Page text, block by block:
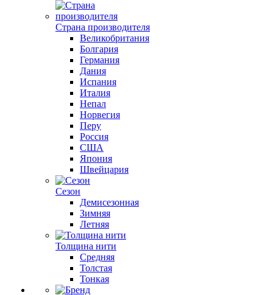
Страна производителя
Великобритания
Болгария
Германия
Дания
Испания
Италия
Непал
Норвегия
Перу
Россия
США
Япония
Швейцария
Сезон
Демисезонная
Зимняя
Летняя
Толщина нити
Средняя
Толстая
Тонкая